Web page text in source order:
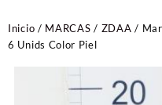
Inicio / MARCAS / ZDAA /
6 Unids Color Piel